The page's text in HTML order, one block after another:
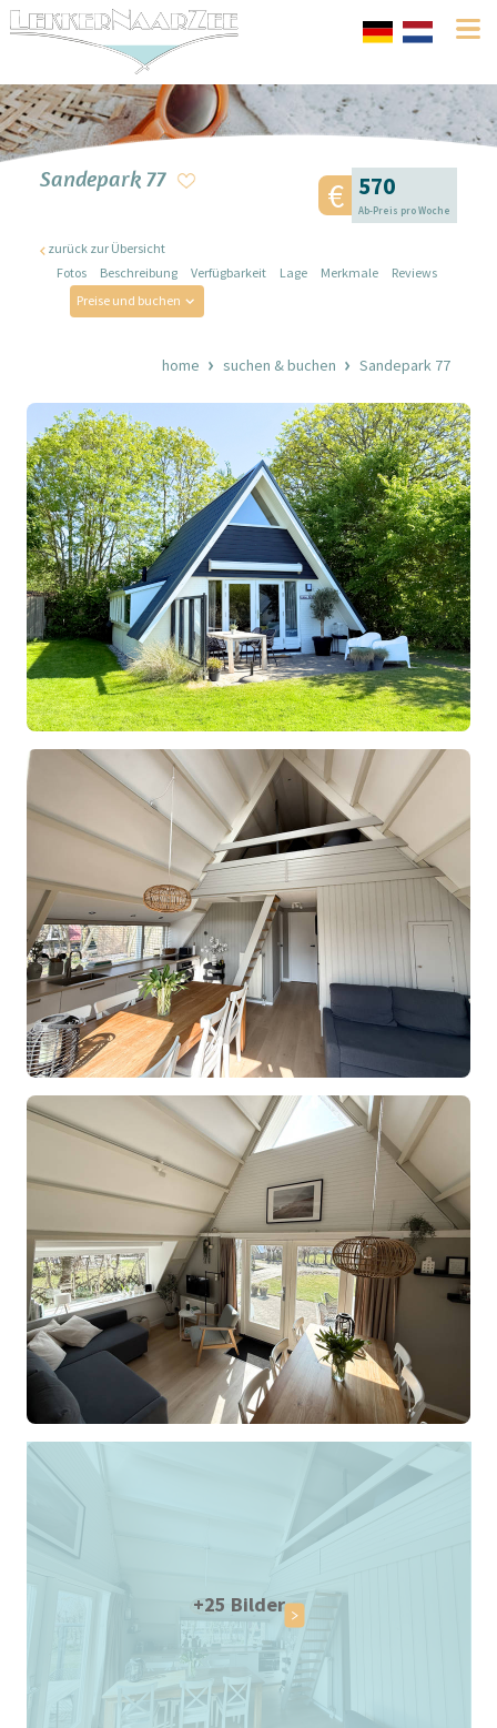
Sandepark 77 570
Ab-Preis pro Woche
zurück zur Übersicht
Fotos
Beschreibung Verfügbarkeit Lage Merkmale
Reviews
Preise und buchen
home suchen & buchen Sandepark 77
+25 Bilder